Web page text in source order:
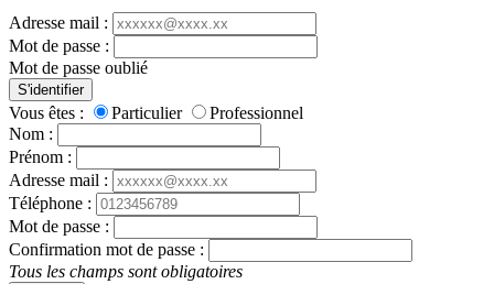
Adresse mail :
Mot de passe :
Mot de passe oublié
S'identifier
Vous êtes : Particulier
Professionnel
Nom :
Prénom :
Adresse mail :
Téléphone :
Mot de passe :
Confirmation mot de passe :
Tous les champs sont obligatoires